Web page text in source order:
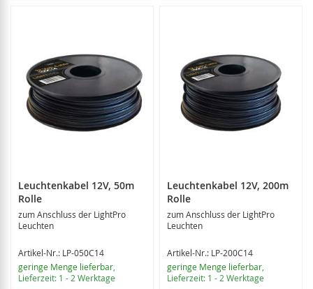
Leuchtenkabel 12V, 50m
Rolle
zum Anschluss der LightPro
Leuchten
Artikel-Nr.: LP-050C14
geringe Menge lieferbar
Lieferzeit: 1 - 2 Werktage
Leuchtenkabel 12V, 200m
Rolle
zum Anschluss der LightPro
Leuchten
Artikel-Nr.: LP-200C14
geringe Menge lieferbar
Lieferzeit: 1 - 2 Werktage